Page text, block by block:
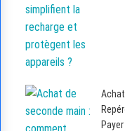
Payer